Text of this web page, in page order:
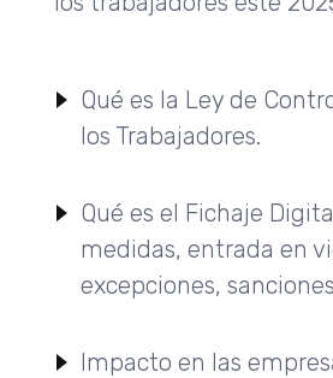
Qué es la Ley de
los Trabajadores.
Qué es el Fichaje
medidas, entrada en
excepciones,
Impacto en las